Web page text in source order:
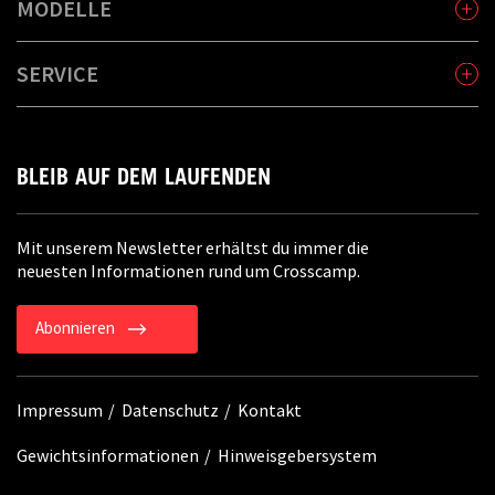
MODELLE
SERVICE
BLEIB AUF DEM LAUFENDEN
Mit unserem Newsletter erhältst du immer die
neuesten Informationen rund um Crosscamp.
Abonnieren
Impressum Datenschutz Kontakt
Gewichtsinformationen Hinweisgebersystem